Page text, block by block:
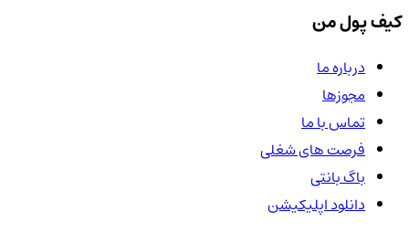
کیف پول من
درباره ما
مجوزها
تماس با ما
فرصت های شغلی
باگ بانتی
دانلود اپلیکیشن